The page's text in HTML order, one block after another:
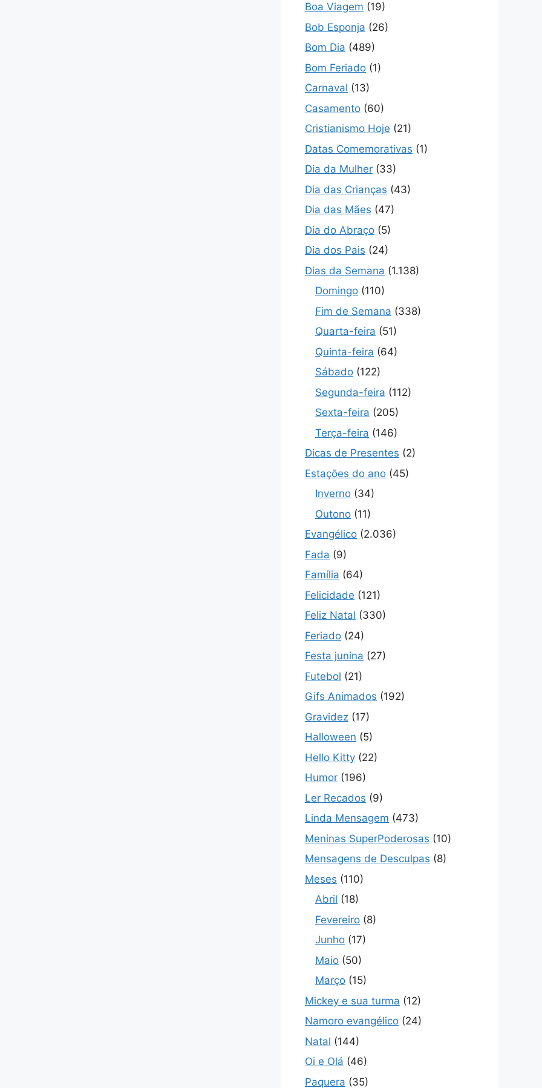
Boa Viagem (19)
Bob Esponja (26)
Bom Dia (489)
Bom Feriado (1)
Carnaval (13)
Casamento (60)
Cristianismo Hoje (21)
Datas Comemorativas (1)
Dia da Mulher (33)
Dia das Crianças (43)
Dia das Mães (47)
Dia do Abraço (5)
Dia dos Pais (24)
Dias da Semana (1.138)
Domingo (110)
Fim de Semana (338)
Quarta-feira (51)
Quinta-feira (64)
Sábado (122)
Segunda-feira (112)
Sexta-feira (205)
Terça-feira (146)
Dicas de Presentes (2)
Estações do ano (45)
Inverno (34)
Outono (11)
Evangélico (2.036)
Fada (9)
Família (64)
Felicidade (121)
Feliz Natal (330)
Feriado (24)
Festa junina (27)
Futebol (21)
Gifs Animados (192)
Gravidez (17)
Halloween (5)
Hello Kitty (22)
Humor (196)
Ler Recados (9)
Linda Mensagem (473)
Meninas SuperPoderosas (10)
Mensagens de Desculpas (8)
Meses (110)
Abril (18)
Fevereiro (8)
Junho (17)
Maio (50)
Março (15)
Mickey e sua turma (12)
Namoro evangélico (24)
Natal (144)
Oi e Olá (46)
Paquera (35)